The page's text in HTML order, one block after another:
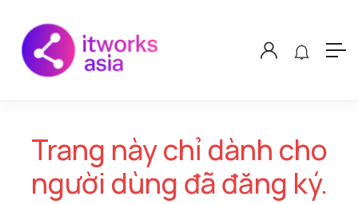
Trang này chỉ dành cho
người dùng đã đăng ký.